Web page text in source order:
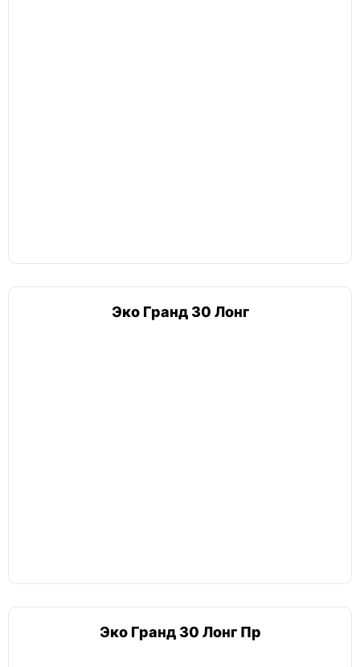
Эко Гранд 30 Лонг
Эко Гранд 30 Лонг Пр